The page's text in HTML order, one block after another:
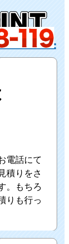
電話にて
積りをさ
。もちろ
りも行っ